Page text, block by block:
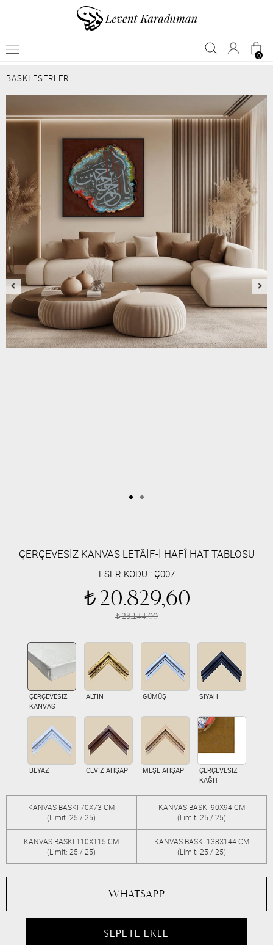
0
BASKI ESERLER
ÇERÇEVESİZ KANVAS LETÂİF-İ HAFÎ HAT TABLOSU
ESER KODU : Ç007
t20.829,60
t23.144,00
ÇERÇEVESİZ
KANVAS
ALTIN GÜMÜŞ SİYAH
BEYAZ CEVİZ AHŞAP MEŞE AHŞAP
ÇERÇEVESİZ
KAĞIT
KANVAS BASKI 70X73 CM
(Limit: 25 / 25)
KANVAS BASKI 90X94 CM
(Limit: 25 / 25)
KANVAS BASKI 110X115 CM
(Limit: 25 / 25)
KANVAS BASKI 138X144 CM
(Limit: 25 / 25)
WHATSAPP